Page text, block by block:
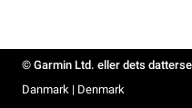
© Garmin Ltd. eller dets
Danmark | Denmark